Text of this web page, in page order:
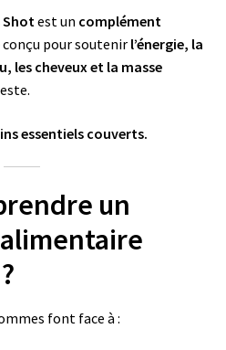
Shotest un complément
conçu pour soutenir l’énergie, la
les cheveux et la masse
essentiels couverts.
un
font face à :